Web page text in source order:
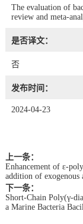
The evaluation of
review and meta-
是否译文：
否
发布时间：
2024-04-23
上一条：
Enhancement of
addition of exogenous
下一条：
Short‑Chain
a Marine Bacteria